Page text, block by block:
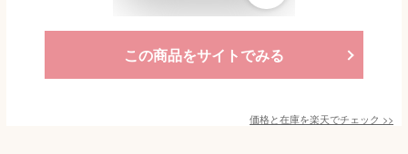
この商品をサイトでみる
価格と在庫を楽天でチェック >>